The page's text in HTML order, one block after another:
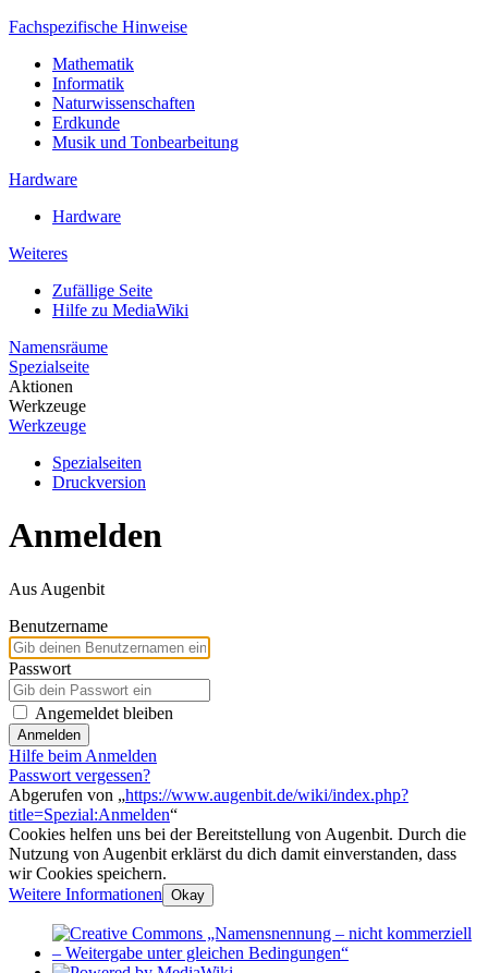
Fachspezifische Hinweise
Mathematik
Informatik
Naturwissenschaften
Erdkunde
Musik und Tonbearbeitung
Hardware
Hardware
Weiteres
Zufällige Seite
Hilfe zu MediaWiki
Namensräume
Spezialseite
Aktionen
Werkzeuge
Werkzeuge
Spezialseiten
Druckversion
Anmelden
Aus Augenbit
Benutzername
Passwort
Angemeldet bleiben
Anmelden
Hilfe beim Anmelden
Passwort vergessen?
Abgerufen von „https://www.augenbit.de/wiki/index.php?
title=Spezial:Anmelden“
Cookies helfen uns bei der Bereitstellung von Augenbit. Durch die
Nutzung von Augenbit erklärst du dich damit einverstanden, dass
wir Cookies speichern.
Weitere Informationen Okay